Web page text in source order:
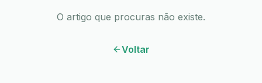
O artigo que procuras não existe.
Voltar